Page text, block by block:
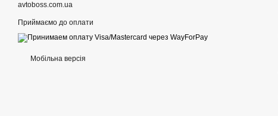
avtoboss.com.ua
Приймаємо до оплати
Мобільна версія